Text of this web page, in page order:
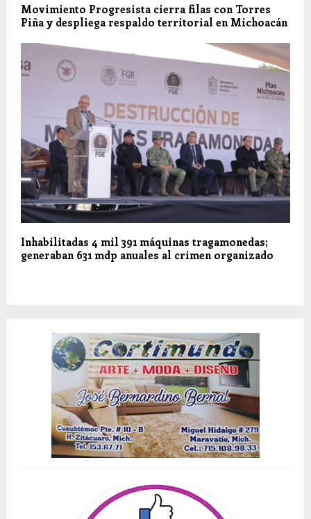
Movimiento Progresista cierra filas con Torres
Piña y despliega respaldo territorial en Michoacán
Inhabilitadas 4 mil 391 máquinas tragamonedas;
generaban 631 mdp anuales al crimen organizado